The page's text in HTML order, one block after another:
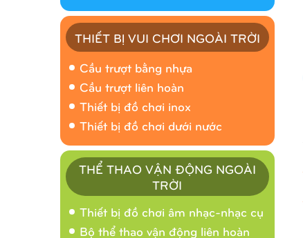
THIẾT BỊ VUI CHƠI NGOÀI TRỜI
Cầu trượt bằng nhựa
Cầu trượt liên hoàn
Thiết bị đồ chơi inox
Thiết bị đồ chơi dưới nước
THỂ THAO VẬN ĐỘNG NGOÀI
TRỜI
Thiết bị đồ chơi âm nhạc-nhạc cụ
Bộ thể thao vận động liên hoàn